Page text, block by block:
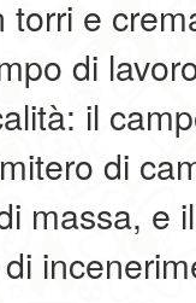
e
di
il
di
massa, e